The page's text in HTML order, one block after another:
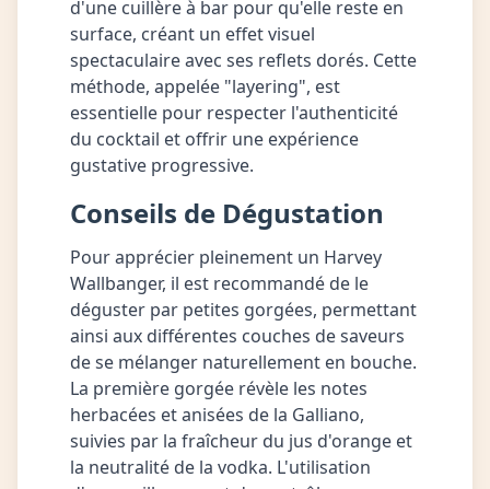
d'une cuillère à bar pour qu'elle reste en
surface, créant un effet visuel
spectaculaire avec ses reflets dorés. Cette
méthode, appelée "layering", est
essentielle pour respecter l'authenticité
du cocktail et offrir une expérience
gustative progressive.
Conseils de Dégustation
Pour apprécier pleinement un Harvey
Wallbanger, il est recommandé de le
déguster par petites gorgées, permettant
ainsi aux différentes couches de saveurs
de se mélanger naturellement en bouche.
La première gorgée révèle les notes
herbacées et anisées de la Galliano,
suivies par la fraîcheur du jus d'orange et
la neutralité de la vodka. L'utilisation